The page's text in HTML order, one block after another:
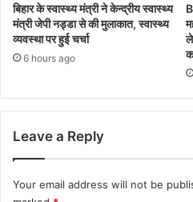
बिहार के स्वास्थ्य मंत्री ने केन्द्रीय स्वास्थ्य
मंत्री जेपी नड्डा से की मुलाकात, स्वास्थ्य
व्यवस्था पर हुई चर्चा
6 hours ago
Leave a Reply
Your email address will not be